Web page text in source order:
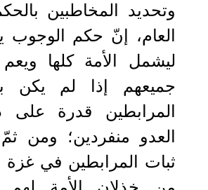
وتحديد المخاطبين
العام، إنّ حكم الوجوب
ليشمل الأمة كلها
جميعهم إذا لم يكن
المرابطين قدرة على
العدو منفردين؛ ومن
ثبات المرابطين في غزة